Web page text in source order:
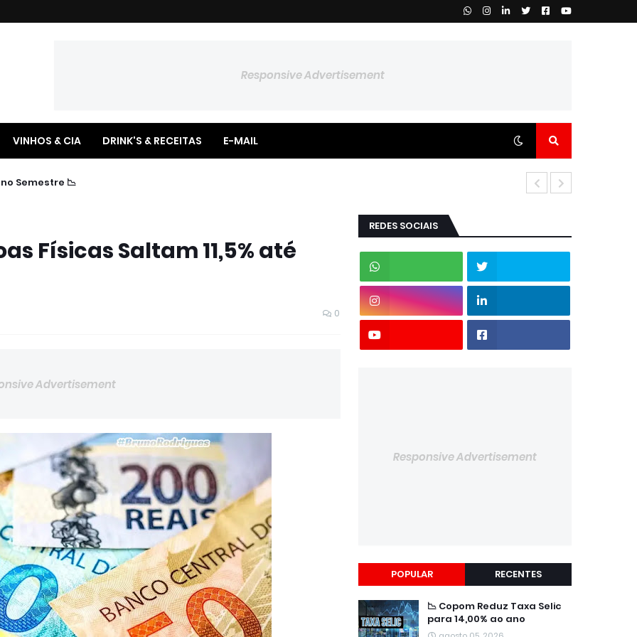
Responsive Advertisement
VINHOS & CIA DRINK'S & RECEITAS E-MAIL
📉 Poupança Registra Saldo Negativo no Semestre
Físicas Saltam 11,5% até
0
Advertisement
REDES SOCIAIS
Responsive Advertisement
POPULAR RECENTES
📉 Copom Reduz Taxa Selic
para 14,00% ao ano